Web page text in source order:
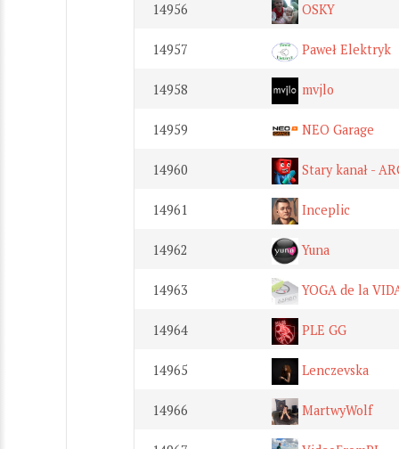
14956 OSKY
14957 Paweł Elektryk
14958 mvjlo
14959 NEO Garage
14960 Stary kanał -
14961 Inceplic
14962 Yuna
14963 YOGA de la
14964 PLE GG
14965 Lenczevska
14966 MartwyWolf